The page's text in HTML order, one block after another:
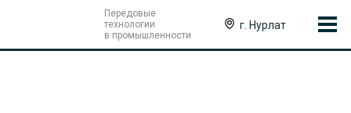
Передовые
технологии
в промышленности
г. Нурлат